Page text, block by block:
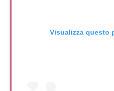
Visualizza questo